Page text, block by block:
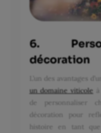
6.
décoration
L’un des avantages d’un
un domaine viticole
de personnaliser
décoration pour
histoire en tant